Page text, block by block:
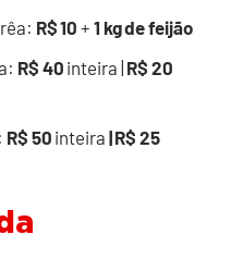
R$ 10 + 1 kg de feijão
R$ 40 inteira | R$ 20
R$ 50 inteira | R$ 25